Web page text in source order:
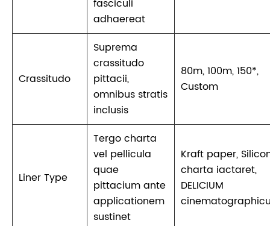
fasciculi
adhaereat
Crassitudo
Suprema
crassitudo
pittacii,
omnibus stratis
inclusis
80m, 100m, 150*,
Custom
Liner Type
Tergo charta
vel pellicula
quae
pittacium ante
applicationem
sustinet
Kraft paper,
charta iactaret,
DELICIUM